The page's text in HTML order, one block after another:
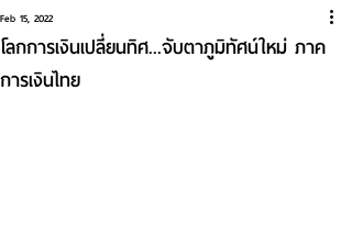
โลกการเงินเปลี่ยนทิศ...จับตาภูมิทัศน์ใหม่ ภาค
การเงินไทย
Feb 15, 2022